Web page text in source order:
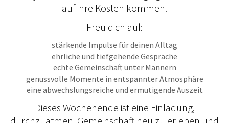
auf ihre Kosten kommen.
Freu dich auf:
stärkende Impulse für deinen Alltag
ehrliche und tiefgehende Gespräche
echte Gemeinschaft unter Männern
genussvolle Momente in entspannter Atmosphäre
eine abwechslungsreiche und ermutigende Auszeit
Dieses Wochenende ist eine Einladung,
durchzuatmen, Gemeinschaft neu zu erleben und